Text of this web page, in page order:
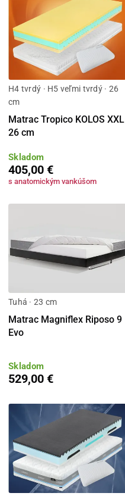
H4 tvrdý · H5 veľmi tvrdý · 26
cm
Matrac Tropico KOLOS XXL
26 cm
Skladom
405,00 €
s anatomickým vankúšom
Tuhá · 23 cm
Matrac Magniflex Riposo 9
Evo
Skladom
529,00 €